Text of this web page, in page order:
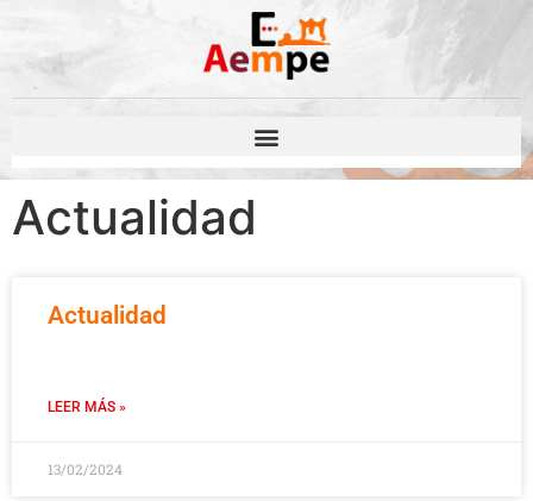
Actualidad
Actualidad
LEER MÁS »
13/02/2024